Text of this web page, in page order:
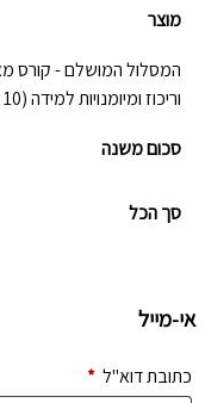
מוצר
המסלול המושלם - קורס
וריכוז ומיומנויות למידה (10 שבועות)
סכום משנה
סך הכל
אי-מייל
כתובת דוא"ל *